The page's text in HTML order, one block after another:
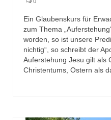
Ein Glaubenskurs für
zum Thema
worden, so ist unsere
nichtig“, so schreibt der
Auferstehung Jesu gilt als
Christentums, Ostern als